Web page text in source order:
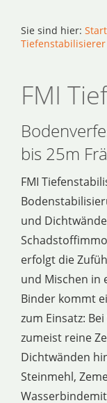
Sie sind hier:
Tiefenstabilisierer
FMI
bis 25m
FMI
und
erfolgt die
und Mischen in
Binder kommt
zum Einsatz:
zumeist reine
Dichtwänden
Steinmehl,